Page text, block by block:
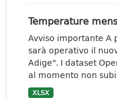
Temperature
Avviso importante A
sarà operativo il
Adige". I dataset
al momento non
XLSX